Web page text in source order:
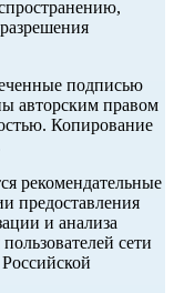
подписью
авторским правом
Копирование
рекомендательные
предоставления
и анализа
сети